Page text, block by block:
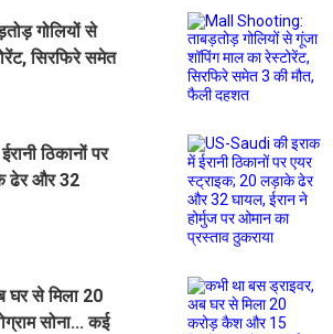
गोलियों से
सिरफिरे समेत
ठिकानों पर
ढेर और 32
घर से मिला 20
सोना... कई